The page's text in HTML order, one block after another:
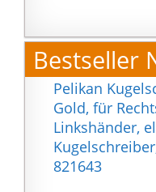
Bestseller
Pelikan
Gold, für
Linkshänder,
821643